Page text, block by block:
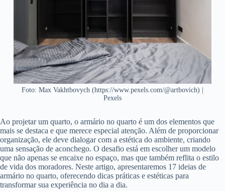
Foto: Max Vakhtbovych (https://www.pexels.com/@artbovich) |
Pexels
Ao projetar um quarto, o armário no quarto é um dos elementos que
mais se destaca e que merece especial atenção. Além de proporcionar
organização, ele deve dialogar com a estética do ambiente, criando
uma sensação de aconchego. O desafio está em escolher um modelo
que não apenas se encaixe no espaço, mas que também reflita o estilo
de vida dos moradores. Neste artigo, apresentaremos 17 ideias de
armário no quarto, oferecendo dicas práticas e estéticas para
transformar sua experiência no dia a dia.